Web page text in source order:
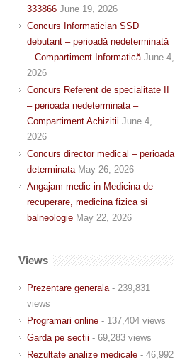
333866 June 19, 2026
Concurs Informatician SSD
debutant – perioadă nedeterminată
– Compartiment Informatică June 4,
2026
Concurs Referent de specialitate II
– perioada nedeterminata –
Compartiment Achizitii June 4,
2026
Concurs director medical – perioada
determinata May 26, 2026
Angajam medic in Medicina de
recuperare, medicina fizica si
balneologie May 22, 2026
Views
Prezentare generala- 239,831
views
Programari online - 137,404 views
Garda pe sectii - 69,283 views
Rezultate analize medicale - 46,992